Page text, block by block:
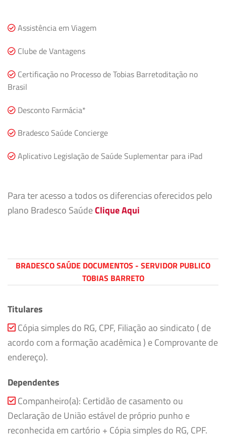
Assistência em Viagem
Clube de Vantagens
Certificação no Processo de Tobias Barretoditação no
Brasil
Desconto Farmácia*
Bradesco Saúde Concierge
Aplicativo Legislação de Saúde Suplementar para iPad
Para ter acesso a todos os diferencias oferecidos pelo
plano Bradesco SaúdeClique Aqui
BRADESCO SAÚDE DOCUMENTOS - SERVIDOR PUBLICO
TOBIAS BARRETO
Titulares
Cópia simples do RG, CPF, Filiação ao sindicato ( de
acordo com a formação acadêmica ) e Comprovante de
endereço).
Dependentes
Companheiro(a): Certidão de casamento ou
Declaração de União estável de próprio punho e
reconhecida em cartório + Cópia simples do RG, CPF.